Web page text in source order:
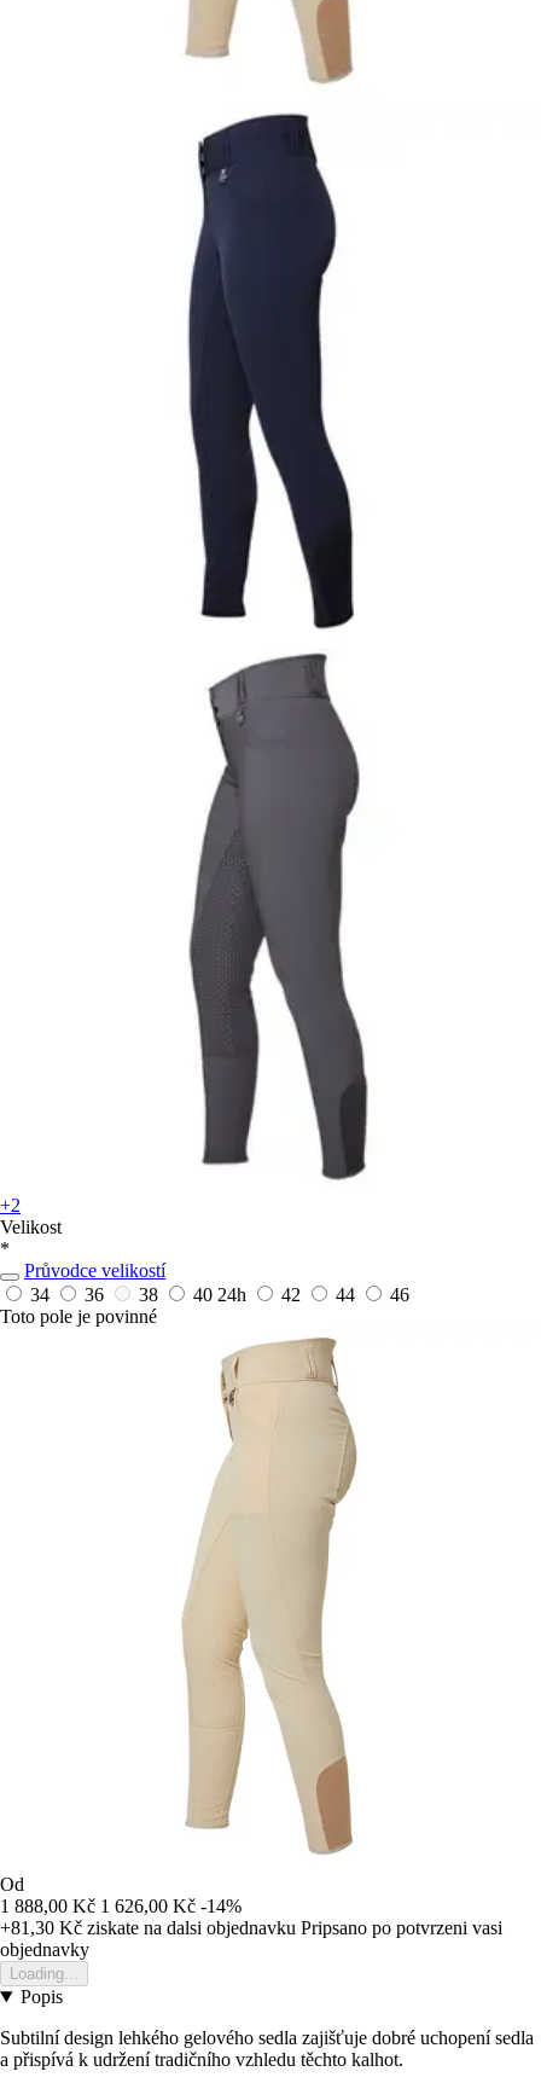
+2
Velikost
*
Průvodce velikostí
34
36 38 40 24h 42 44
46
Toto pole je povinné
Od
1 888,00 Kč 1 626,00 Kč -14%
+81,30 Kč ziskate na dalsi objednavku Pripsano po potvrzeni vasi
objednavky
Loading...
Popis
Subtilní design lehkého gelového sedla zajišťuje dobré uchopení sedla
a přispívá k udržení tradičního vzhledu těchto kalhot.